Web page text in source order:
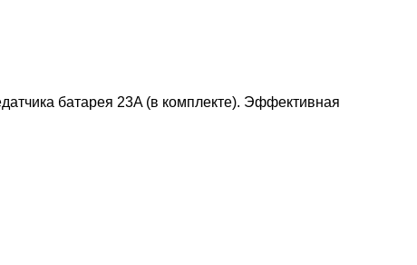
батарея 23A (в комплекте). Эффективная